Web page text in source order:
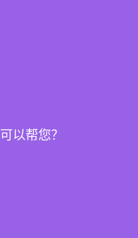
以帮您？